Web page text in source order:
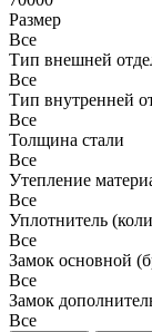
Размер
Все
Тип внешней
Все
Тип внутренней
Все
Толщина стали
Все
Утепление
Все
Уплотнитель
Все
Замок основной
Все
Замок
Все